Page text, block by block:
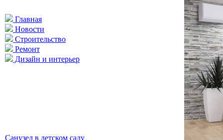
Главная
Новости
Строительство
Ремонт
Дизайн и интерьер
Санузел в детском саду